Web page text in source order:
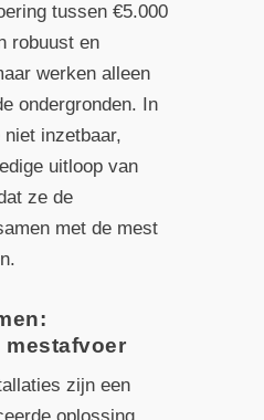
tussen €5.000
robuust en
werken alleen
ondergronden. In
inzetbaar,
uitloop van
ze de
met de mest
mestafvoer
zijn een
oplossing